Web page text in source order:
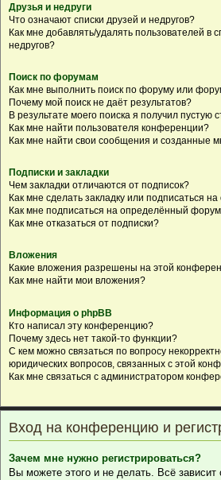
Друзья и недруги
Что означают списки друзей и недругов?
Как мне добавлять/удалять пользователей в
недругов?
Поиск по форумам
Как мне выполнить поиск по форуму или
Почему мой поиск не даёт результатов?
В результате моего поиска я получил пустую
Как мне найти пользователя конференции?
Как мне найти свои сообщения и созданные
Подписки и закладки
Чем закладки отличаются от подписок?
Как мне сделать закладку или подписаться
Как мне подписаться на определённый
Как мне отказаться от подписки?
Вложения
Какие вложения разрешены на этой
Как мне найти мои вложения?
Информация о phpBB
Кто написал эту конференцию?
Почему здесь нет такой-то функции?
С кем можно связаться по вопросу
юридических вопросов, связанных с этой
Как мне связаться с администратором
Вход на конференцию и
Зачем мне нужно регистрироваться?
Вы можете этого и не делать. Всё зависит